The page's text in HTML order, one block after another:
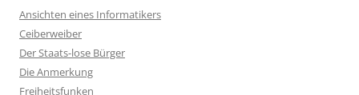
Ansichten eines Informatikers
Ceiberweiber
Der Staats-lose Bürger
Die Anmerkung
Freiheitsfunken